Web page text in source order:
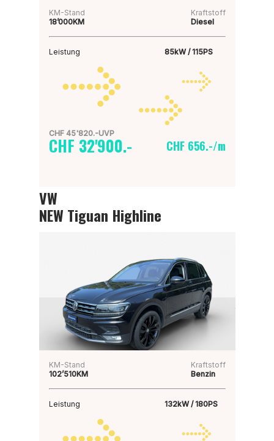
KM-Stand
18’000KM
Kraftstoff
Diesel
Leistung 85kW / 115PS
CHF 45'820.-UVP
CHF 32'900.- CHF 656.-/m
VW
NEW Tiguan Highline
KM-Stand
102’510KM
Kraftstoff
Benzin
Leistung 132kW / 180PS